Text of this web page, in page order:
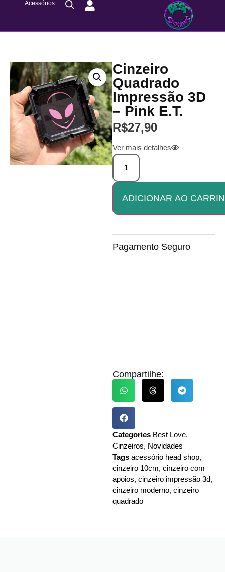
Acessórios
Cinzeiro
Quadrado
Impressão 3D
– Pink E.T.
R$27,90
Pagamento Seguro
Compartilhe:
Categories Best Love,
Cinzeiros, Novidades
Tags acessório head shop,
cinzeiro 10cm, cinzeiro com
apoios, cinzeiro impressão 3d,
cinzeiro moderno, cinzeiro
quadrado
Ver mais detalhes
ADICIONAR AO